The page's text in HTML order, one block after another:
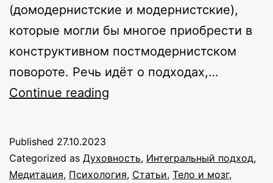
(домодернистские и модернистские),
которые могли бы многое приобрести в
конструктивном постмодернистском
повороте. Речь идёт о подходах,…
Continue reading
продолжает
жить…
Published 27.10.2023
Categorized as Духовность, Интегральный подход,
Медитация, Психология, Статьи, Тело и мозг,